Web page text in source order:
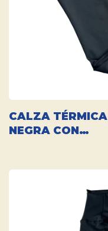
CALZA TÉRMICA
NEGRA CON